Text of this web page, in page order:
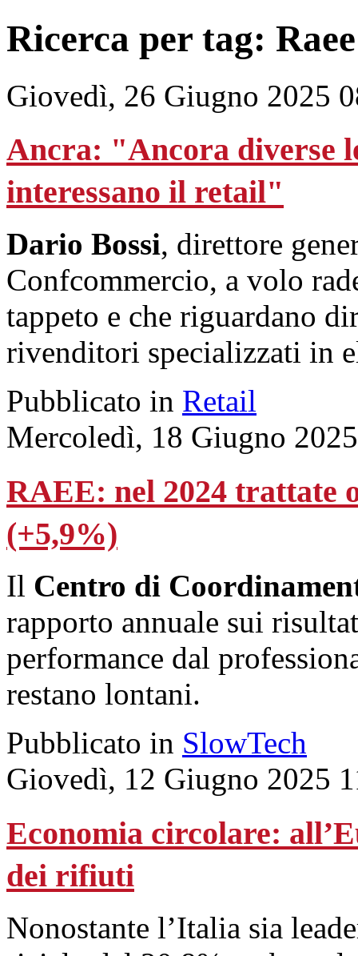
Ricerca per tag: Raee
Giovedì, 26 Giugno 2025
Ancra: "Ancora diverse
interessano il retail"
Dario Bossi, direttore
Confcommercio, a volo
tappeto e che riguardano
rivenditori specializzati in
Pubblicato in Retail
Mercoledì, 18 Giugno
RAEE: nel 2024 trattate
(+5,9%)
Il Centro di
rapporto annuale sui
performance dal
restano lontani.
Pubblicato in SlowTech
Giovedì, 12 Giugno 2025
Economia circolare:
dei rifiuti
Nonostante l’Italia sia